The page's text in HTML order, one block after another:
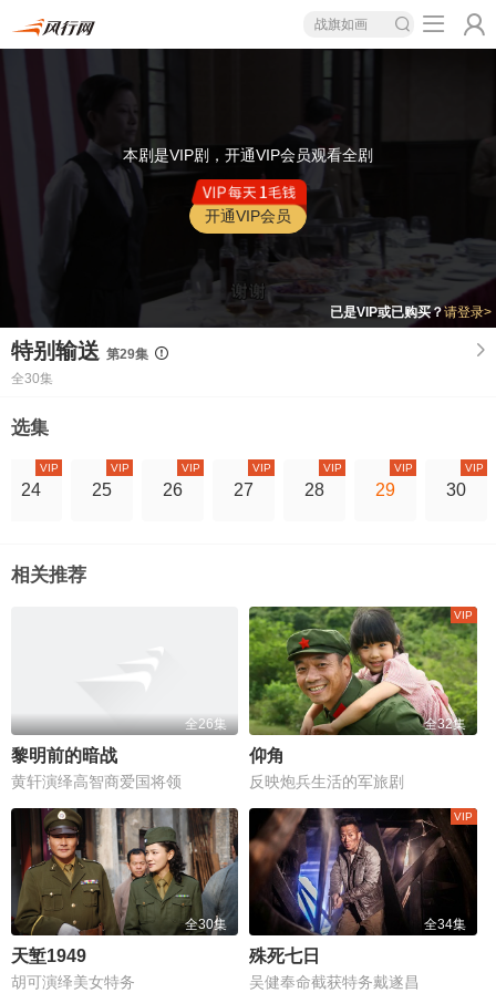
战旗如画
本剧是VIP剧，开通VIP会员观看全剧
开通VIP会员
已是VIP或已购买？请登录>
特别输送 第29集
全30集
选集
24
VIP
25
VIP
26
VIP
27
VIP
28
VIP
29
VIP
30
VIP
相关推荐
全26集
黎明前的暗战
黄轩演绎高智商爱国将领
全32集
仰角
反映炮兵生活的军旅剧
全30集
天堑1949
胡可演绎美女特务
全34集
殊死七日
吴健奉命截获特务戴遂昌